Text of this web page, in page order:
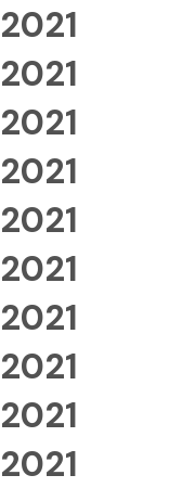
2021
2021
2021
2021
2021
2021
2021
2021
2021
2021